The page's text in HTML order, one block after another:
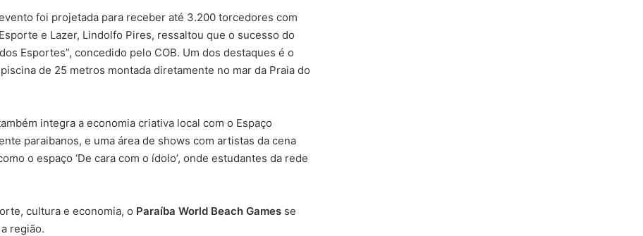
foi projetada para receber até 3.200 torcedores com
e Lazer, Lindolfo Pires, ressaltou que o sucesso do
Esportes”, concedido pelo COB. Um dos destaques é o
de 25 metros montada diretamente no mar da Praia do
integra a economia criativa local com o Espaço
paraibanos, e uma área de shows com artistas da cena
o espaço ‘De cara com o ídolo’, onde estudantes da rede
cultura e economia, o Paraíba World Beach Games se
região.